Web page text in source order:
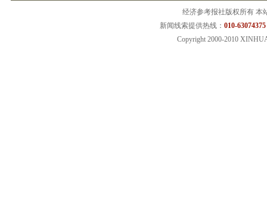
经济参考报社版权所有 本
新闻线索提供热线： 010-
Copyright 2000-2010